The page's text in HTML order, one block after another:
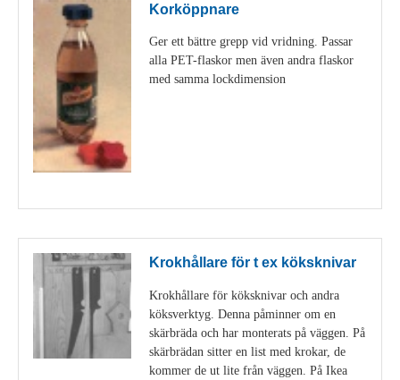
Korköppnare
Ger ett bättre grepp vid vridning. Passar
alla PET-flaskor men även andra flaskor
med samma lockdimension
Krokhållare för t ex köksknivar
Krokhållare för köksknivar och andra
köksverktyg. Denna påminner om en
skärbräda och har monterats på väggen. På
skärbrädan sitter en list med krokar, de
kommer de ut lite från väggen. På Ikea